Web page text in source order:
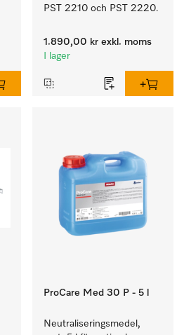
PST 2210 och PST 2220.
1.890,00 kr exkl. moms
I lager
ProCare Med 30 P - 5 l
Neutraliseringsmedel,